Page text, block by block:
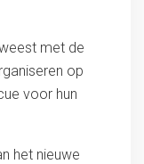
met de
op
voor hun
het nieuwe